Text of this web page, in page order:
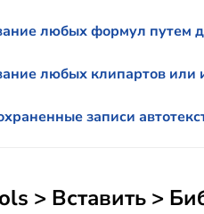
любых формул путем
любых клипартов или
записи
> Вставить >